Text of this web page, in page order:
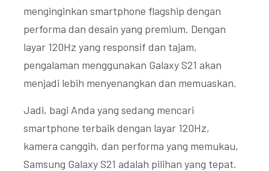
menginginkan smartphone flagship dengan
performa dan desain yang premium. Dengan
layar 120Hz yang responsif dan tajam,
pengalaman menggunakan Galaxy S21 akan
menjadi lebih menyenangkan dan memuaskan.
Jadi, bagi Anda yang sedang mencari
smartphone terbaik dengan layar 120Hz,
kamera canggih, dan performa yang memukau,
Samsung Galaxy S21 adalah pilihan yang tepat.